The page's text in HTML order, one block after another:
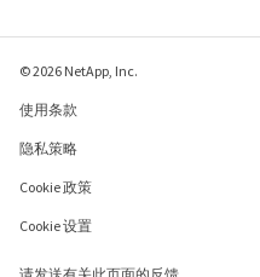
© 2026 NetApp, Inc.
使用条款
隐私策略
Cookie 政策
Cookie 设置